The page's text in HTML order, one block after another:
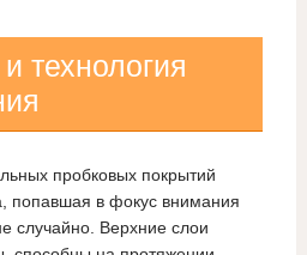
технология
пробковых покрытий
попавшая в фокус внимания
случайно. Верхние слои